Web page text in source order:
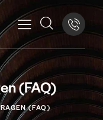
(FAQ)
(FAQ)